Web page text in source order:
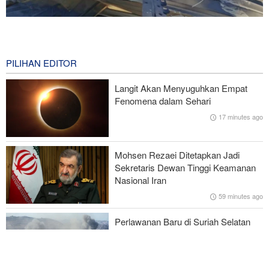
Mantan Menhan AS: Posisi Iran Unggul dalam Perang !
Presiden Pezeshkian Bertemu dan Berdialog dengan Rahbar
Perundingan antara Pemerintah Lebanon dan Rezim Zionis Buntu
Dampak Ketidakpastian di Selat Hormuz, Harga Minyak Dunia
Naik
PILIHAN EDITOR
Langit Akan Menyuguhkan Empat
Fenomena dalam Sehari
17 minutes ago
Mohsen Rezaei Ditetapkan Jadi
Sekretaris Dewan Tinggi Keamanan
Nasional Iran
59 minutes ago
Perlawanan Baru di Suriah Selatan